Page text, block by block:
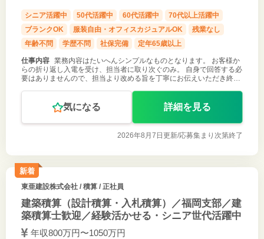
シニア活躍中 50代活躍中 60代活躍中
70代以上活躍中
ブランクOK
服装自由・オフィスカジュアルOK
残業なし
年齢不問
学歴不問 社保完備 定年65歳以上
仕事内容 業務内容はたいへんシンプルなものとなります。 お客様か
らの折り返し入電を受け、担当者に取り次ぐのみ。 自身で回答する必
要はありませんので、担当より改める旨を丁寧にお伝えいただき終話
気になる 詳細を見る
2026年8月7日更新/応募集まり次第終了
新着
東亜建設株式会社/ 積算 / 正社員
建築積算（設計積算・入札積算）／福岡支部／建
築積算士歓迎／経験活かせる・シニア世代活躍中
年収800万円〜1050万円